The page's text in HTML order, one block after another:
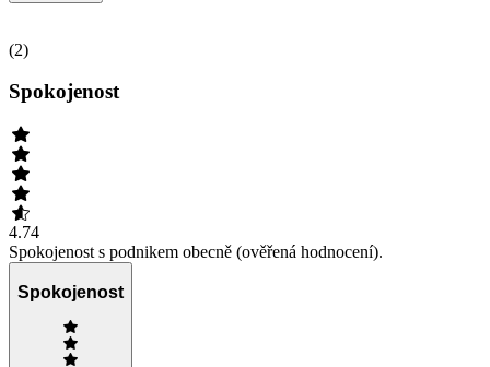
(2)
Spokojenost
4.74
Spokojenost s podnikem obecně (ověřená hodnocení).
Spokojenost